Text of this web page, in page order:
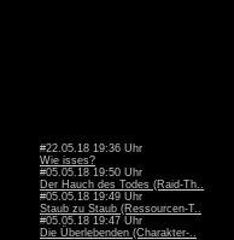
#22.05.18 19:36 Uhr
Wie isses?
#05.05.18 19:50 Uhr
Der Hauch des Todes (Raid-Th..
#05.05.18 19:49 Uhr
Staub zu Staub (Ressourcen-T..
#05.05.18 19:47 Uhr
Die Überlebenden (Charakter-..